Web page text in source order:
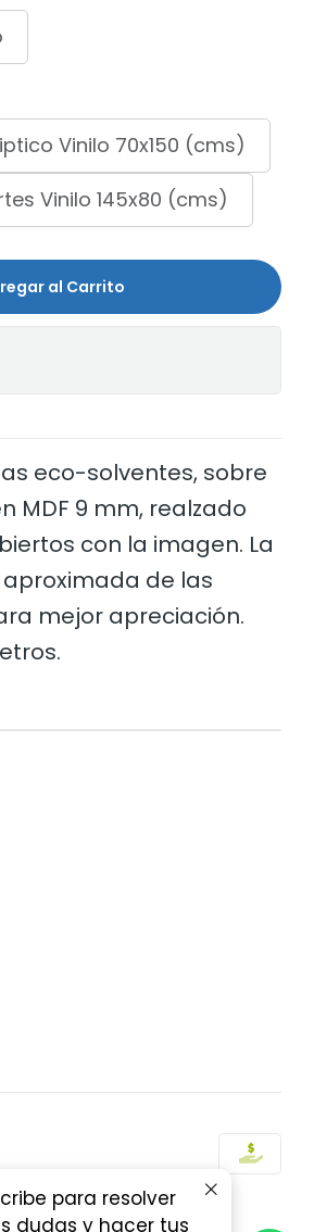
Vinilo 70x150 (cms)
Vinilo 145x80 (cms)
al Carrito
eco-solventes, sobre
MDF 9 mm, realzado
con la imagen. La
de las
mejor apreciación.
para resolver
dudas y hacer tus